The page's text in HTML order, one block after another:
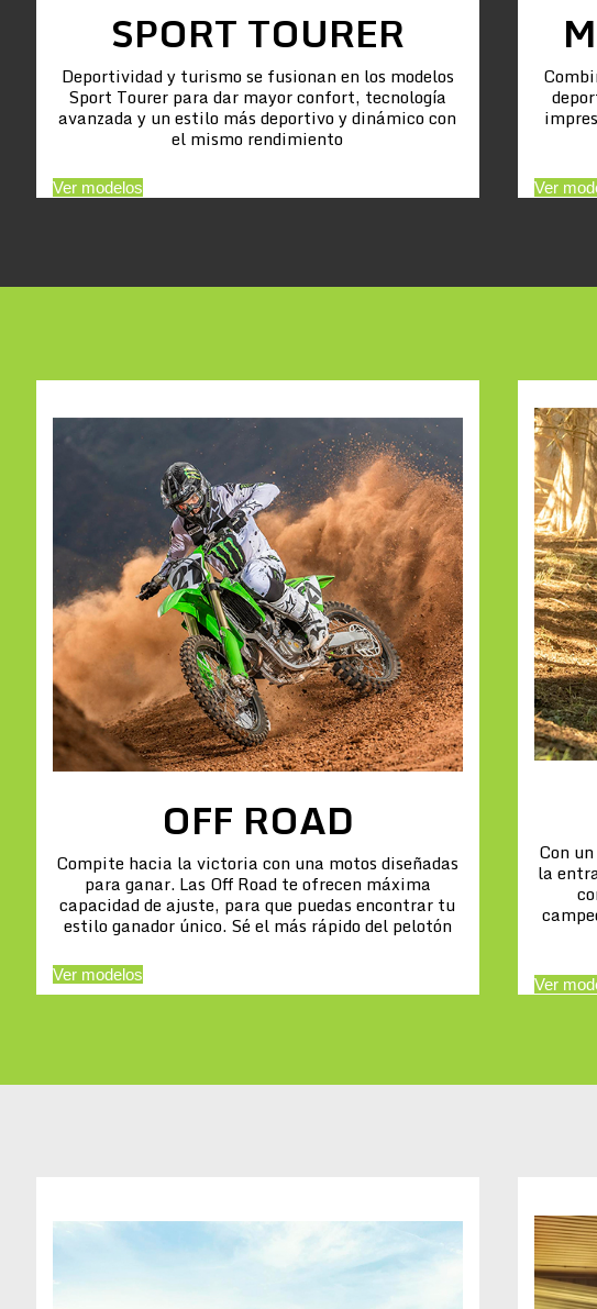
SPORT TOURER
Deportividad y turismo se fusionan en los modelos
Sport Tourer para dar mayor confort, tecnología
avanzada y un estilo más deportivo y dinámico con
el mismo rendimiento
Ver modelos Ver
OFF ROAD
Compite hacia la victoria con una motos diseñadas
para ganar. Las Off Road te ofrecen máxima
capacidad de ajuste, para que puedas encontrar tu
estilo ganador único. Sé el más rápido del pelotón
Ver modelos
Con
la
Ver